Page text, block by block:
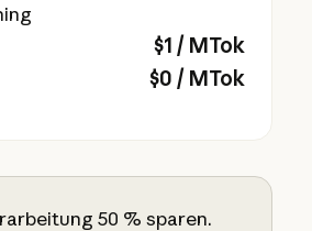
50 % sparen.
$1 / MTok
$0 / MTok